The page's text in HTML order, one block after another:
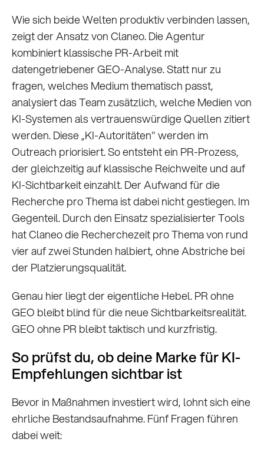
Wie sich beide Welten produktiv verbinden lassen,
zeigt der Ansatz von Claneo. Die Agentur
kombiniert klassische PR-Arbeit mit
datengetriebener GEO-Analyse. Statt nur zu
fragen, welches Medium thematisch passt,
analysiert das Team zusätzlich, welche Medien von
KI-Systemen als vertrauenswürdige Quellen zitiert
werden. Diese „KI-Autoritäten" werden im
Outreach priorisiert. So entsteht ein PR-Prozess,
der gleichzeitig auf klassische Reichweite und auf
KI-Sichtbarkeit einzahlt. Der Aufwand für die
Recherche pro Thema ist dabei nicht gestiegen. Im
Gegenteil. Durch den Einsatz spezialisierter Tools
hat Claneo die Recherchezeit pro Thema von rund
vier auf zwei Stunden halbiert, ohne Abstriche bei
der Platzierungsqualität.
Genau hier liegt der eigentliche Hebel. PR ohne
GEO bleibt blind für die neue Sichtbarkeitsrealität.
GEO ohne PR bleibt taktisch und kurzfristig.
So prüfst du, ob deine Marke für KI-
Empfehlungen sichtbar ist
Bevor in Maßnahmen investiert wird, lohnt sich eine
ehrliche Bestandsaufnahme. Fünf Fragen führen
dabei weit: